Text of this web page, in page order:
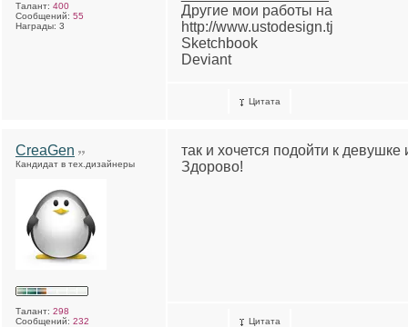
Талант: 400
Сообщений: 55
Награды: 3
Другие мои работы на
http://www.ustodesign.tj
Sketchbook
Deviant
Цитата
CreaGen
Кандидат в тех.дизайнеры
Талант: 298
Сообщений: 232
так и хочется подойти к
Здорово!
Цитата